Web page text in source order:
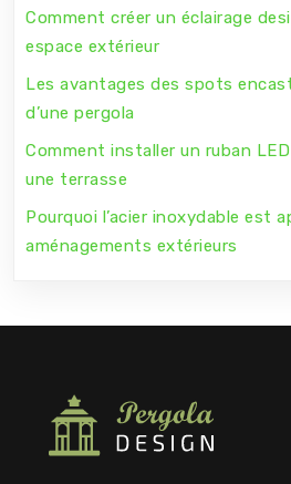
Comment créer un éclairage
espace extérieur
Les avantages des spots
d’une pergola
Comment installer un ruban
une terrasse
Pourquoi l’acier inoxydable est
aménagements extérieurs